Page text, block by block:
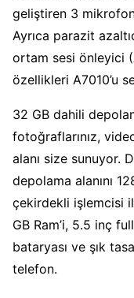
geliştiren 3
Ayrıca parazit
ortam sesi önleyici
özellikleri A7010’u
32 GB dahili
fotoğraflarınız,
alanı size sunuyor.
depolama alanını
çekirdekli işlemcisi
GB Ram’i, 5.5 inç
bataryası ve şık
telefon.